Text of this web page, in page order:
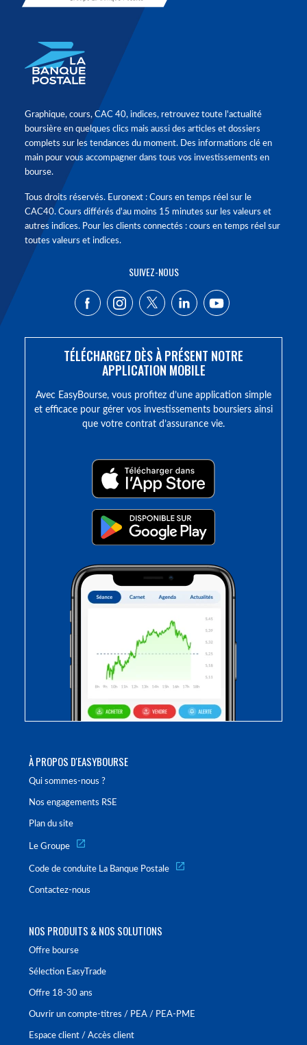
À PROPOS D'EASYBOURSE
Qui sommes-nous ?
Nos engagements RSE
Plan du site
Le Groupe
Code de conduite La Banque Postale
Contactez-nous
NOS PRODUITS & NOS SOLUTIONS
Offre bourse
Sélection EasyTrade
Offre 18-30 ans
Ouvrir un compte-titres / PEA / PEA-PME
Espace client / Accès client
Graphique, cours, CAC 40, indices, retrouvez toute l'actualité
boursière en quelques clics mais aussi des articles et dossiers
complets sur les tendances du moment. Des informations clé en
main pour vous accompagner dans tous vos investissements en
bourse.
Tous droits réservés. Euronext : Cours en temps réel sur le
CAC40. Cours différés d'au moins 15 minutes sur les valeurs et
autres indices. Pour les clients connectés : cours en temps réel sur
toutes valeurs et indices.
SUIVEZ-NOUS
TÉLÉCHARGEZ DÈS À PRÉSENT NOTRE
APPLICATION MOBILE
Avec EasyBourse, vous profitez d’une application simple
et efficace pour gérer vos investissements boursiers ainsi
que votre contrat d’assurance vie.